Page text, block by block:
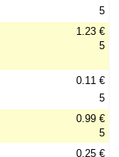
5
1.23 €
5
0.11 €
5
0.99 €
5
0.25 €